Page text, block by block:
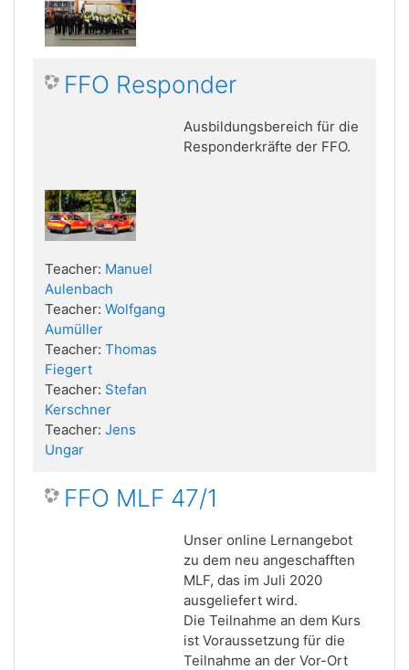
FFO Responder
Ausbildungsbereich für die
Responderkräfte der FFO.
Teacher: Manuel
Aulenbach
Teacher: Wolfgang
Aumüller
Teacher: Thomas
Fiegert
Teacher: Stefan
Kerschner
Teacher: Jens
Ungar
FFO MLF 47/1
Unser online Lernangebot
zu dem neu angeschafften
MLF, das im Juli 2020
ausgeliefert wird.
Die Teilnahme an dem Kurs
ist Voraussetzung für die
Teilnahme an der Vor-Ort